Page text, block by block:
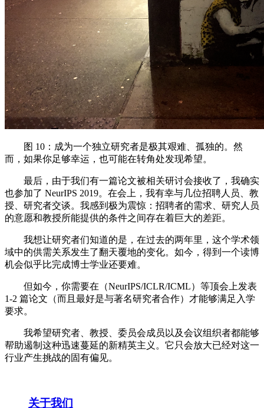
图 10：成为一个独立研究者是极其艰难、孤独的。然
而，如果你足够幸运，也可能在转角处发现希望。
最后，由于我们有一篇论文被相关研讨会接收了，我确实
也参加了 NeurIPS 2019。在会上，我有幸与几位招聘人员、教
授、研究者交谈。我感到极为震惊：招聘者的需求、研究人员
的意愿和教授所能提供的条件之间存在着巨大的差距。
我想让研究者们知道的是，在过去的两年里，这个学术领
域中的供需关系发生了翻天覆地的变化。如今，得到一个读博
机会似乎比完成博士学业还要难。
但如今，你需要在（NeurIPS/ICLR/ICML）等顶会上发表
1-2 篇论文（而且最好是与著名研究者合作）才能够满足入学
要求。
我希望研究者、教授、委员会成员以及会议组织者都能够
帮助遏制这种迅速蔓延的新精英主义。它只会放大已经对这一
行业产生挑战的固有偏见。
关于我们